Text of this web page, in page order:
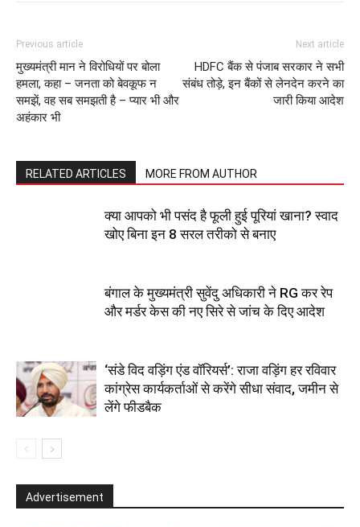
Previous article
मुख्यमंत्री मान ने विरोधियों पर बोला
हमला, कहा – जनता को बेवकूफ न
समझें, वह सब समझती है – प्यार भी और
अहंकार भी
Next article
HDFC बैंक से पंजाब सरकार ने सभी
संबंध तोड़े, इन बैंकों से लेनदेन करने का
जारी किया आदेश
RELATED ARTICLES MORE FROM AUTHOR
क्या आपको भी पसंद है फूली हुई पूरियां खाना? स्वाद
खोए बिना इन 8 सरल तरीको से बनाए
बंगाल के मुख्यमंत्री सुवेंदु अधिकारी ने RG कर रेप
और मर्डर केस की नए सिरे से जांच के दिए आदेश
‘संडे विद वड़िंग एंड वॉरियर्स’: राजा वड़िंग हर रविवार
कांग्रेस कार्यकर्ताओं से करेंगे सीधा संवाद, जमीन से
लेंगे फीडबैक
Advertisement